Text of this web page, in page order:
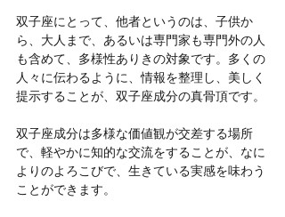
双子座にとって、他者というのは、子供か
ら、大人まで、あるいは専門家も専門外の人
も含めて、多様性ありきの対象です。多くの
人々に伝わるように、情報を整理し、美しく
提示することが、双子座成分の真骨頂です。
双子座成分は多様な価値観が交差する場所
で、軽やかに知的な交流をすることが、なに
よりのよろこびで、生きている実感を味わう
ことができます。